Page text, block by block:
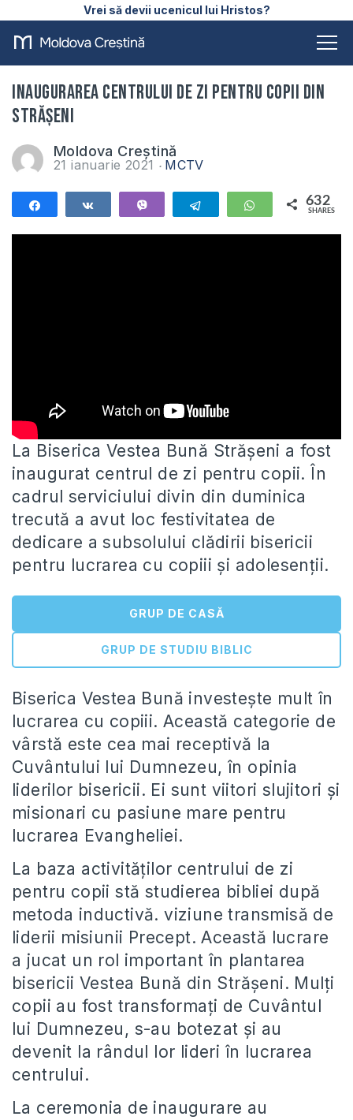
Vrei să devii ucenicul lui Hristos?
Inaugurarea centrului de zi pentru copii din
Strășeni
Moldova Creștină
21 ianuarie 2021 MCTV
Telegram WhatsApp
632
SHARES
La Biserica Vestea Bună Strășeni a fost
inaugurat centrul de zi pentru copii. În
cadrul serviciului divin din duminica
trecută a avut loc festivitatea de
dedicare a subsolului clădirii bisericii
pentru lucrarea cu copiii și adolesenții.
GRUP DE CASĂ
GRUP DE STUDIU BIBLIC
Biserica Vestea Bună investește mult în
lucrarea cu copiii. Această categorie de
vârstă este cea mai receptivă la
Cuvântului lui Dumnezeu, în opinia
liderilor bisericii. Ei sunt viitori slujitori și
misionari cu pasiune mare pentru
lucrarea Evangheliei.
La baza activităților centrului de zi
pentru copii stă studierea bibliei după
metoda inductivă. viziune transmisă de
liderii misiunii Precept. Această lucrare
a jucat un rol important în plantarea
bisericii Vestea Bună din Strășeni. Mulți
copii au fost transformați de Cuvântul
lui Dumnezeu, s-au botezat și au
devenit la rândul lor lideri în lucrarea
centrului.
La ceremonia de inaugurare au